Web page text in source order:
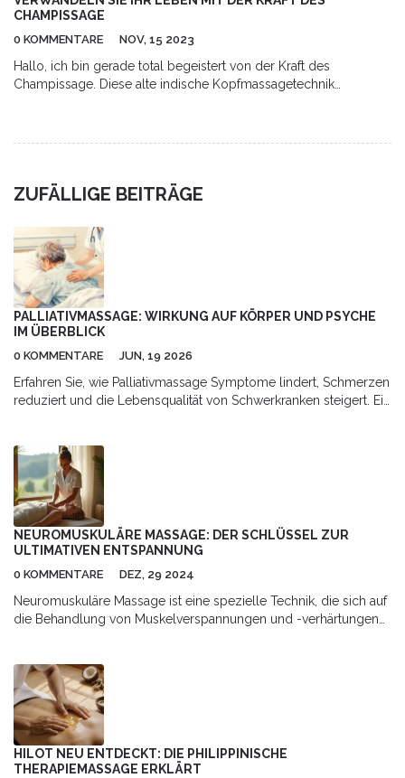
CHAMPISSAGE
0 KOMMENTARE NOV, 15 2023
Hallo, ich bin gerade total begeistert von der Kraft des
Champissage. Diese alte indische Kopfmassagetechnik
nie wieder zurück.
ZUFÄLLIGE BEITRÄGE
PALLIATIVMASSAGE: WIRKUNG AUF KÖRPER UND PSYCHE
IM ÜBERBLICK
0 KOMMENTARE JUN, 19 2026
Erfahren Sie, wie Palliativmassage Symptome lindert, Schmerzen
reduziert und die Lebensqualität von Schwerkranken steigert. Ein
NEUROMUSKULÄRE MASSAGE: DER SCHLÜSSEL ZUR
ULTIMATIVEN ENTSPANNUNG
0 KOMMENTARE DEZ, 29 2024
Neuromuskuläre Massage ist eine spezielle Technik, die sich auf
die Behandlung von Muskelverspannungen und -verhärtungen
sowohl körperliches Wohlbefinden steigern als auch Stress
abbauen. Erfahren Sie, wie neuromuskuläre Massagen
funktionieren, welche Vorteile sie bieten und wie sie helfen
können, ein entspannteres und gesünderes Lebensgefühl zu
erreichen.
HILOT NEU ENTDECKT: DIE PHILIPPINISCHE
THERAPIEMASSAGE ERKLÄRT